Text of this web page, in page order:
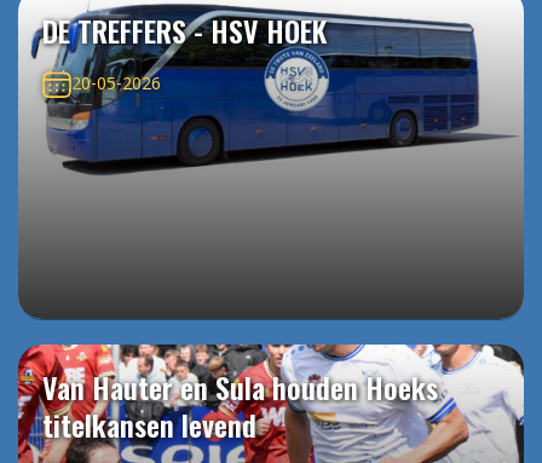
DE TREFFERS - HSV HOEK
20-05-2026
Van Hauter en Sula houden Hoeks
titelkansen levend